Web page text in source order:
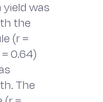
yield was
the
(r =
0.64)
The